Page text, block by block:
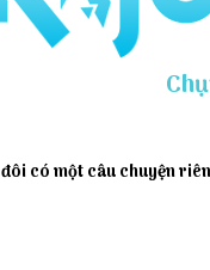
có một câu chuyện